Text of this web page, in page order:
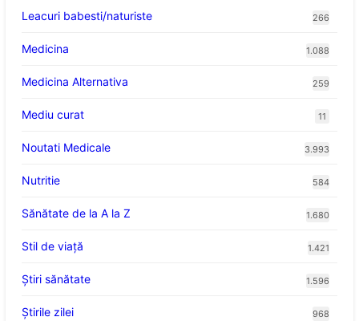
Leacuri babesti/naturiste 266
Medicina 1.088
Medicina Alternativa 259
Mediu curat 11
Noutati Medicale 3.993
Nutritie 584
Sănătate de la A la Z 1.680
Stil de viaţă 1.421
Ştiri sănătate 1.596
Știrile zilei 968